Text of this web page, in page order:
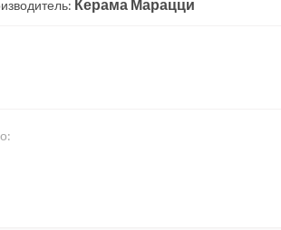
Керама Марацци